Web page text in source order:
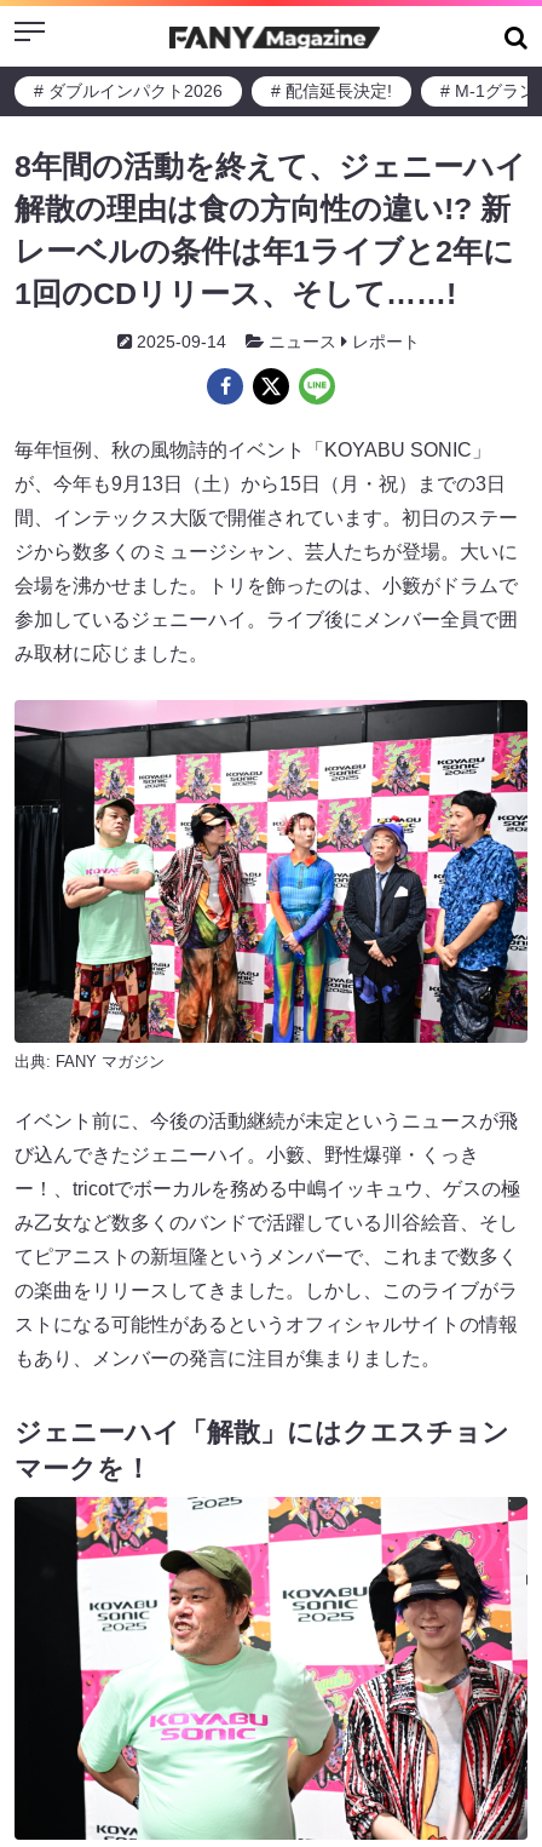
Menu
# ダブルインパクト2026 # 配信延長決定! # M-1グラン
8年間の活動を終えて、ジェニーハイ
解散の理由は食の方向性の違い!? 新
レーベルの条件は年1ライブと2年に
1回のCDリリース、そして……!
2025-09-14 ニュース レポート
毎年恒例、秋の風物詩的イベント「KOYABU SONIC」
が、今年も9月13日（土）から15日（月・祝）までの3日
間、インテックス大阪で開催されています。初日のステー
ジから数多くのミュージシャン、芸人たちが登場。大いに
会場を沸かせました。トリを飾ったのは、小籔がドラムで
参加しているジェニーハイ。ライブ後にメンバー全員で囲
み取材に応じました。
出典: FANY マガジン
イベント前に、今後の活動継続が未定というニュースが飛
び込んできたジェニーハイ。小籔、野性爆弾・くっき
ー！、tricotでボーカルを務める中嶋イッキュウ、ゲスの極
み乙女など数多くのバンドで活躍している川谷絵音、そし
てピアニストの新垣隆というメンバーで、これまで数多く
の楽曲をリリースしてきました。しかし、このライブがラ
ストになる可能性があるというオフィシャルサイトの情報
もあり、メンバーの発言に注目が集まりました。
ジェニーハイ「解散」にはクエスチョン
マークを！